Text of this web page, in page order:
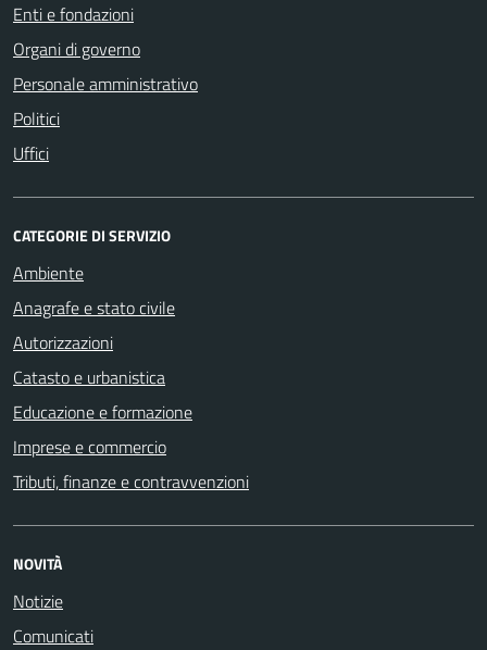
Enti e fondazioni
Organi di governo
Personale amministrativo
Politici
Uffici
CATEGORIE DI SERVIZIO
Ambiente
Anagrafe e stato civile
Autorizzazioni
Catasto e urbanistica
Educazione e formazione
Imprese e commercio
Tributi, finanze e contravvenzioni
NOVITÀ
Notizie
Comunicati